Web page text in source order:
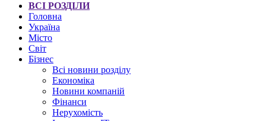
ВСІ РОЗДІЛИ
Головна
Україна
Місто
Світ
Бізнес
Всі новини розділу
Економіка
Новини компаній
Фінанси
Нерухомість